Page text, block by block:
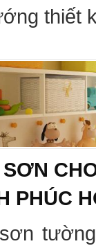
thiết
PHÚC